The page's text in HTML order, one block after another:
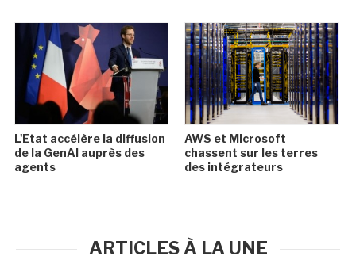
L'Etat accélère la diffusion
de la GenAI auprès des
agents
AWS et Microsoft
chassent sur les terres
des intégrateurs
ARTICLES À LA UNE